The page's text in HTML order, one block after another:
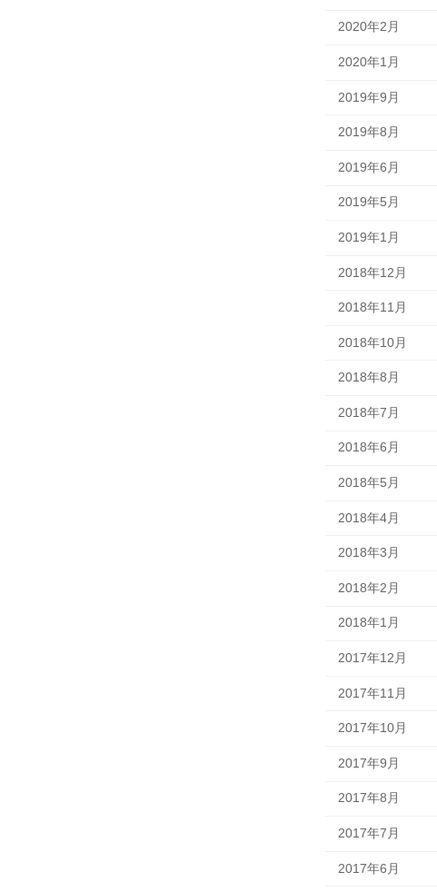
2020年2月
2020年1月
2019年9月
2019年8月
2019年6月
2019年5月
2019年1月
2018年12月
2018年11月
2018年10月
2018年8月
2018年7月
2018年6月
2018年5月
2018年4月
2018年3月
2018年2月
2018年1月
2017年12月
2017年11月
2017年10月
2017年9月
2017年8月
2017年7月
2017年6月